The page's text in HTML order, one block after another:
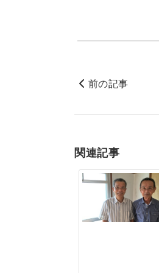
前の記事
関連記事